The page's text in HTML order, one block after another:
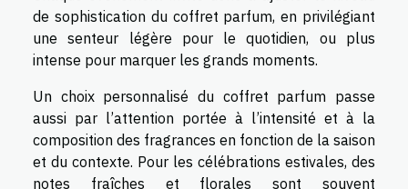
de sophistication du coffret parfum, en privilégiant
une senteur légère pour le quotidien, ou plus
intense pour marquer les grands moments.
Un choix personnalisé du coffret parfum passe
aussi par l’attention portée à l’intensité et à la
composition des fragrances en fonction de la saison
et du contexte. Pour les célébrations estivales, des
notes fraîches et florales sont souvent